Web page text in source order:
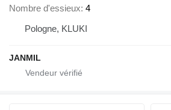
Nombre d'essieux 4
Pologne, KLUKI
JANMIL